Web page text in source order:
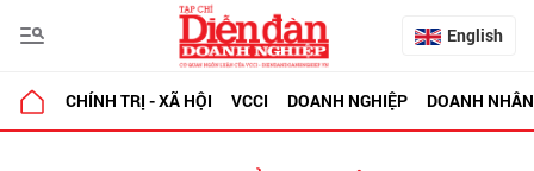
English
CHÍNH TRỊ - XÃ HỘI VCCI DOANH NGHIỆP DOANH NHÂN